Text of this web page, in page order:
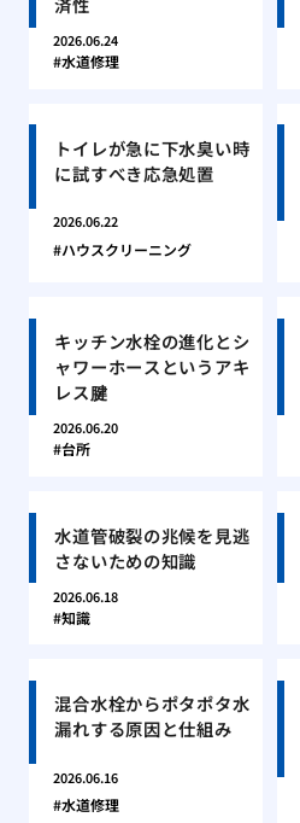
2026.06.24
水道修理
トイレが急に下水臭い時
に試すべき応急処置
2026.06.22
ハウスクリーニング
キッチン水栓の進化とシ
ャワーホースというアキ
レス腱
2026.06.20
台所
水道管破裂の兆候を見逃
さないための知識
2026.06.18
知識
混合水栓からポタポタ水
漏れする原因と仕組み
2026.06.16
水道修理